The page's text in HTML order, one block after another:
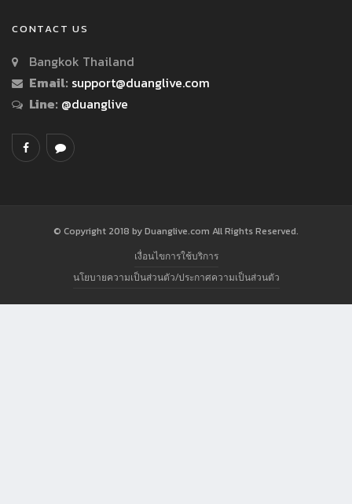
CONTACT US
Bangkok Thailand
Email: support@duanglive.com
Line: @duanglive
© Copyright 2018 by Duanglive.com All Rights Reserved.
เงื่อนไขการใช้บริการ
นโยบายความเป็นส่วนตัว/ประกาศความเป็นส่วนตัว